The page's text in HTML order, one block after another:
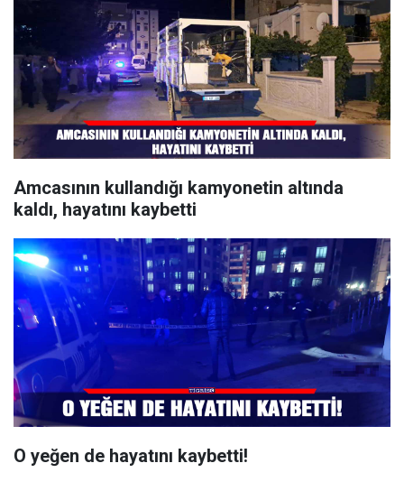
Amcasının kullandığı kamyonetin altında
kaldı, hayatını kaybetti
O yeğen de hayatını kaybetti!